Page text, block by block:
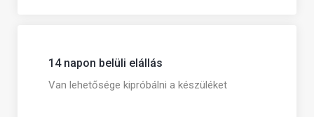
14 napon belüli elállás
Van lehetősége kipróbálni a készüléket